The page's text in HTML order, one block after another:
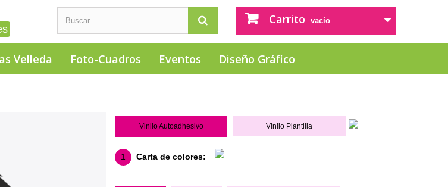
Carrito vacío
Velleda Foto-Cuadros Eventos Diseño Gráfico
Vinilo Autoadhesivo Vinilo Plantilla
1 Carta de colores: